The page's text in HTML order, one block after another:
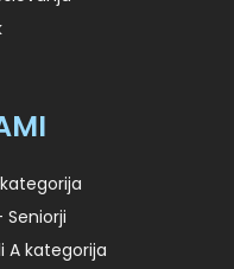
Seniorji
A kategorija